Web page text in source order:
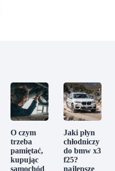
O czym
trzeba
pamiętać,
kupując
samochód
Jaki płyn
chłodniczy
do bmw x3
f25?
najlepsze